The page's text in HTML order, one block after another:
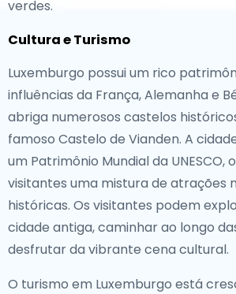
verdes.
Cultura e Turismo
Luxemburgo possui um rico
influências da França, Alemanha e
abriga numerosos castelos
famoso Castelo de Vianden. A
um Patrimônio Mundial da UNESCO,
visitantes uma mistura de atrações
históricas. Os visitantes podem
cidade antiga, caminhar ao longo
desfrutar da vibrante cena cultural.
O turismo em Luxemburgo está